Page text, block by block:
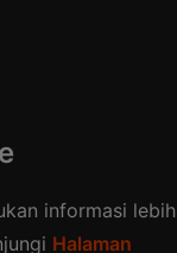
informasi lebih
Halaman